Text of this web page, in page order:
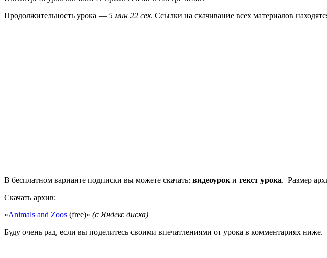
Продолжительность урока — 5 мин 22 сек. Ссылки на скачивание всех материалов
В бесплатном варианте подписки вы можете скачать: видеоурок и текст урока. Размер
Скачать архив:
«Animals and Zoos (free)» (с Яндекс диска)
Буду очень рад, если вы поделитесь своими впечатлениями от урока в комментариях ниже.